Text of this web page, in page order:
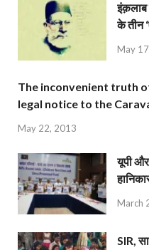
इंक़लाब
के तीन
May
The inconvenient truth
legal notice to the
May 22, 2013
यूपी और
March
SIR,